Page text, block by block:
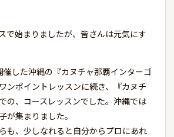
で始まりましたが、皆さんは元気にす
催した沖縄の『カヌチャ那覇インターゴ
ンポイントレッスンに続き、『カヌチ
の、コースレッスンでした。沖縄では
が集まりました。
も、少しなれると自分からプロにあれ